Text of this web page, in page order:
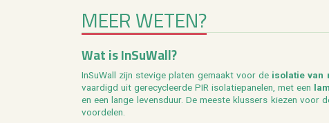
MEER WETEN?
Wat is In­SuW­all?
In­SuW­all zijn ste­vi­ge pla­ten ge­maakt voor de iso­la­tie van
vaar­digd uit ge­re­cy­cleer­de PIR iso­la­tie­pa­ne­len, met een
en een lange le­vens­duur. De mees­te klus­sers kie­zen voor
voor­de­len.